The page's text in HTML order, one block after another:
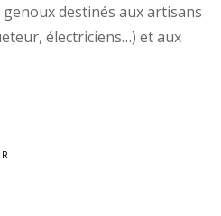
destinés aux artisans
électriciens…) et aux